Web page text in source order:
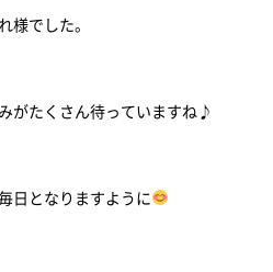
様でした。
がたくさん待っていますね♪
日となりますように